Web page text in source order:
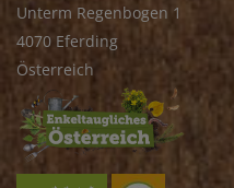
Unterm Regenbogen 1
4070 Eferding
Österreich